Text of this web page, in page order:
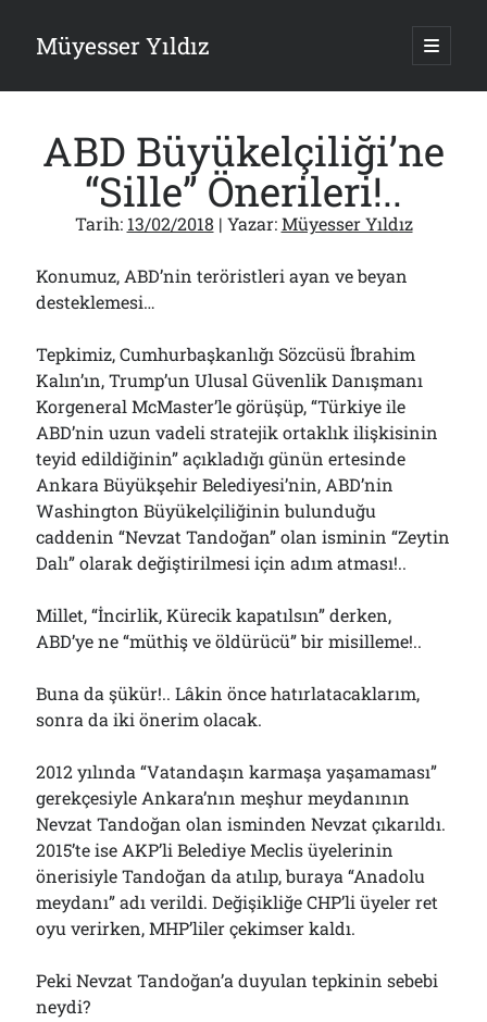
Müyesser Yıldız ana
Yan
Menü
Gazi’den Milletvekillerine Kurşun Gibi Sözler!..
07/08/2026
15 Temmuz Soruları… Nasuh Mahruki’nin “Suçu”!..
03/08/2026
Er Gaziler 20 Gün Sonra Gelen MSB Heyetine Böyle İsyan Etti:“Bizi
Teröristlere G……yle Güldürdünüz”
01/08/2026
Papazın “Komutanı” Ayasofya ve Patrikhane İçin ABD’yi Göreve
Çağırdı!..
31/07/2026
Arşivler
Arşivler
ABD Büyükelçiliği’ne
“Sille” Önerileri!..
Tarih: 13/02/2018 | Yazar:Müyesser Yıldız
Konumuz, ABD’nin teröristleri ayan ve beyan
desteklemesi…
Tepkimiz, Cumhurbaşkanlığı Sözcüsü İbrahim
Kalın’ın, Trump’un Ulusal Güvenlik Danışmanı
Korgeneral McMaster’le görüşüp, “Türkiye ile
ABD’nin uzun vadeli stratejik ortaklık ilişkisinin
teyid edildiğinin” açıkladığı günün ertesinde
Ankara Büyükşehir Belediyesi’nin, ABD’nin
Washington Büyükelçiliğinin bulunduğu
caddenin “Nevzat Tandoğan” olan isminin “Zeytin
Dalı” olarak değiştirilmesi için adım atması!..
Millet, “İncirlik, Kürecik kapatılsın” derken,
ABD’ye ne “müthiş ve öldürücü” bir misilleme!..
Buna da şükür!.. Lâkin önce hatırlatacaklarım,
sonra da iki önerim olacak.
2012 yılında “Vatandaşın karmaşa yaşamaması”
gerekçesiyle Ankara’nın meşhur meydanının
Nevzat Tandoğan olan isminden Nevzat çıkarıldı.
2015’te ise AKP’li Belediye Meclis üyelerinin
önerisiyle Tandoğan da atılıp, buraya “Anadolu
meydanı” adı verildi. Değişikliğe CHP’li üyeler ret
oyu verirken, MHP’liler çekimser kaldı.
Peki Nevzat Tandoğan’a duyulan tepkinin sebebi
neydi?